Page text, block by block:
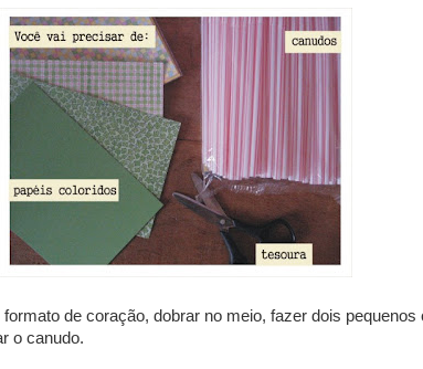
de coração, dobrar no meio, fazer dois
o canudo.